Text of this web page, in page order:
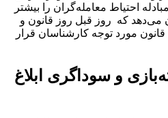
احتیاط معامله‌گران را بیشتر
که روز قبل روز قانون و
قانون مورد توجه کارشناسان قرار
و سوداگری ابلاغ